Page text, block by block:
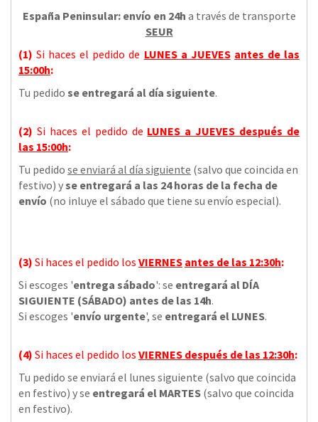
España Peninsular: envío en 24h a través de transporte
SEUR
(1)Si haces el pedido de LUNES a JUEVES antes de las
15:00h:
Tu pedido se entregará al día siguiente.
(2) Si haces el pedido de LUNES a JUEVES después de
las 15:00h:
Tu pedido se enviará al día siguiente (salvo que coincida en
festivo) yse entregará a las 24 horas de la fecha de
envío (no inluye el sábado que tiene su envío especial).
(3) Si haces el pedido los VIERNES antes de las 12:30h:
Si escoges 'entrega sábado': se entregará al DÍA
SIGUIENTE (SÁBADO) antes de las 14h.
Si escoges 'envío urgente', se entregará el LUNES.
(4) Si haces el pedido los VIERNES después de las 12:30h:
Tu pedido se enviará el lunes siguiente (salvo que coincida
en festivo) y se entregará el MARTES (salvo que coincida
en festivo).